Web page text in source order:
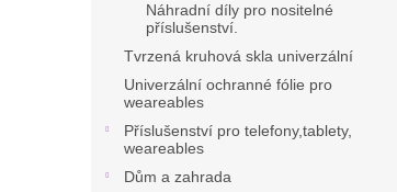
Náhradní díly pro nositelné
příslušenství.
Tvrzená kruhová skla univerzální
Univerzální ochranné fólie pro
weareables
Příslušenství pro telefony,tablety,
weareables
Dům a zahrada